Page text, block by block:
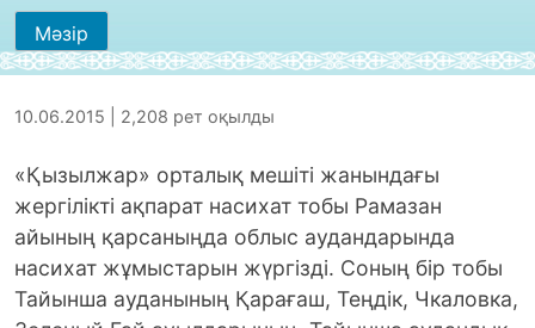
Мәзір
10.06.2015 | 2,208 рет оқылды
«Қызылжар» орталық мешіті жанындағы
жергілікті ақпарат насихат тобы Рамазан
айының қарсаныңда облыс аудандарында
насихат жұмыстарын жүргізді. Соның бір тобы
Тайынша ауданының Қарағаш, Теңдік, Чкаловка,